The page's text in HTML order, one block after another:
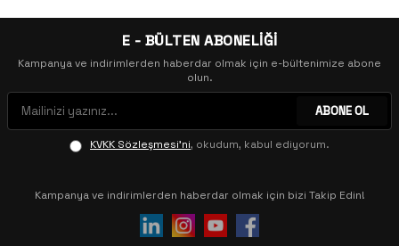
E - BÜLTEN ABONELİĞİ
Kampanya ve indirimlerden haberdar olmak için e-bültenimize abone
olun.
ABONE OL
KVKK Sözleşmesi'ni, okudum, kabul ediyorum.
Kampanya ve indirimlerden haberdar olmak için bizi Takip Edin!